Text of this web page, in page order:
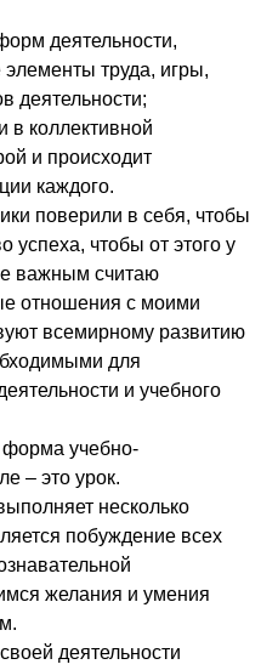
деятельности,
труда, игры,
деятельности;
в коллективной
и происходит
каждого.
поверили в себя, чтобы
успеха, чтобы от этого у
важным считаю
отношения с моими
всемирному развитию
для
и учебного
учебно-
– это урок.
несколько
побуждение всех
желания и умения
деятельности